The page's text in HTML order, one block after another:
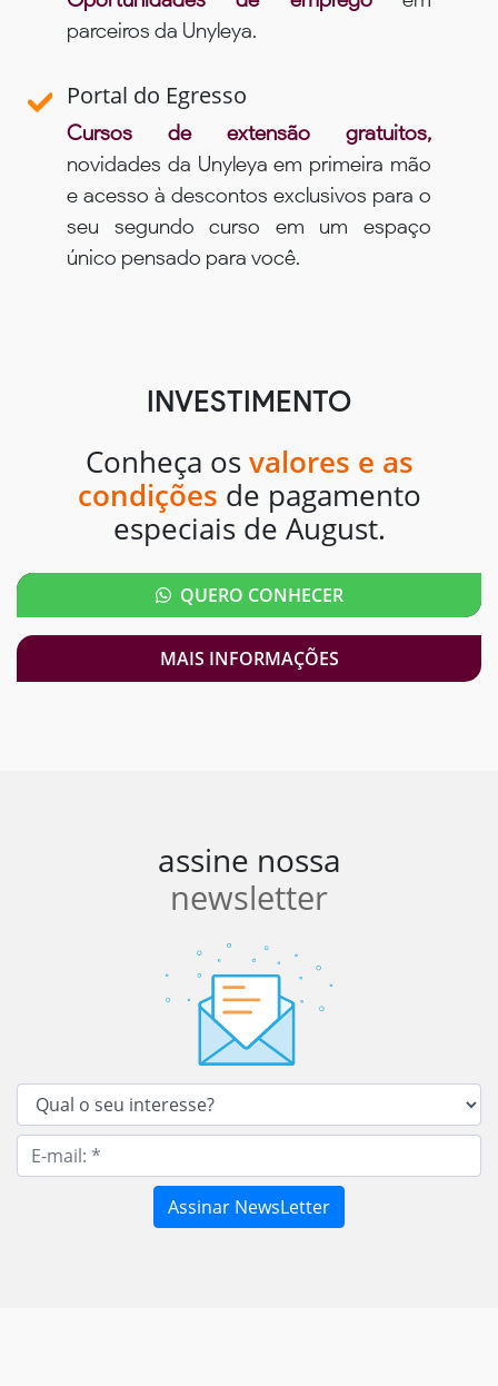
parceiros da Unyleya.
Portal do Egresso
Cursos de extensão gratuitos,
novidades da Unyleya em primeira mão
e acesso à descontos exclusivos para o
seu segundo curso em um espaço
único pensado para você.
INVESTIMENTO
Conheça os valores e as
condições de pagamento
especiais de August.
QUERO CONHECER
MAIS INFORMAÇÕES
assine nossa
newsletter